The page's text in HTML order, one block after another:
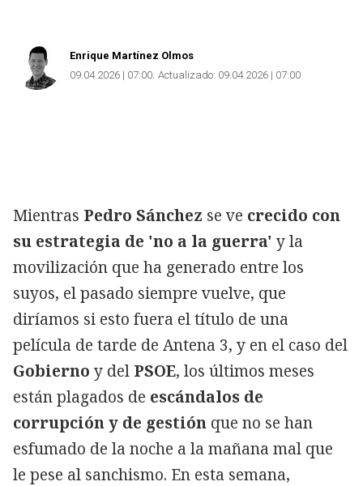
Enrique Martínez Olmos
09.04.2026 | 07:00 Actualizado: 09.04.2026 | 07:00
Mientras Pedro Sánchez se ve crecido con
su estrategia de 'no a la guerra' y la
movilización que ha generado entre los
suyos, el pasado siempre vuelve, que
diríamos si esto fuera el título de una
película de tarde de Antena 3, y en el caso del
Gobierno y del PSOE, los últimos meses
están plagados de escándalos de
corrupción y de gestión que no se han
esfumado de la noche a la mañana mal que
le pese al sanchismo. En esta semana,